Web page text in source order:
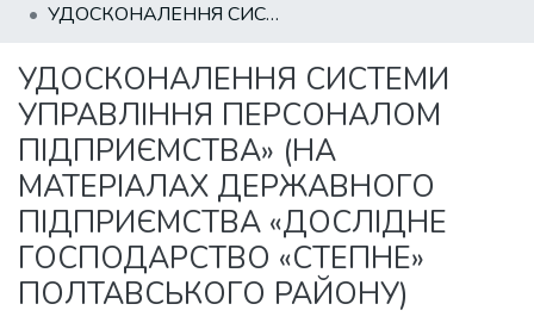
All of DSpace
Statistics
УДОСКОНАЛЕННЯ СИСТЕМИ УПРАВЛІННЯ ПЕРСОНАЛОМ ПІДПРИЄМСТВА» (НА МАТЕРІАЛАХ ДЕРЖАВНОГО ПІДПРИЄМСТВА «ДОСЛІДНЕ ГОСПОДАРСТВО «СТЕПНЕ» ПОЛТАВСЬКОГО РАЙОНУ)
УДОСКОНАЛЕННЯ СИСТЕМИ
УПРАВЛІННЯ ПЕРСОНАЛОМ
ПІДПРИЄМСТВА» (НА
МАТЕРІАЛАХ ДЕРЖАВНОГО
ПІДПРИЄМСТВА «ДОСЛІДНЕ
ГОСПОДАРСТВО «СТЕПНЕ»
ПОЛТАВСЬКОГО РАЙОНУ)